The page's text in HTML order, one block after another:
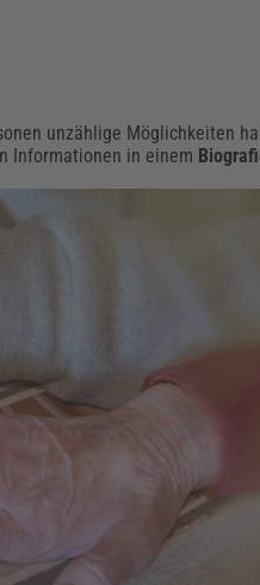
unzählige Möglichkeiten
Informationen in einem